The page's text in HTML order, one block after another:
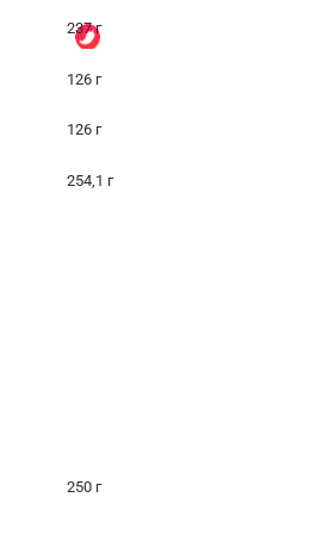
237 г
126 г
126 г
254,1 г
250 г